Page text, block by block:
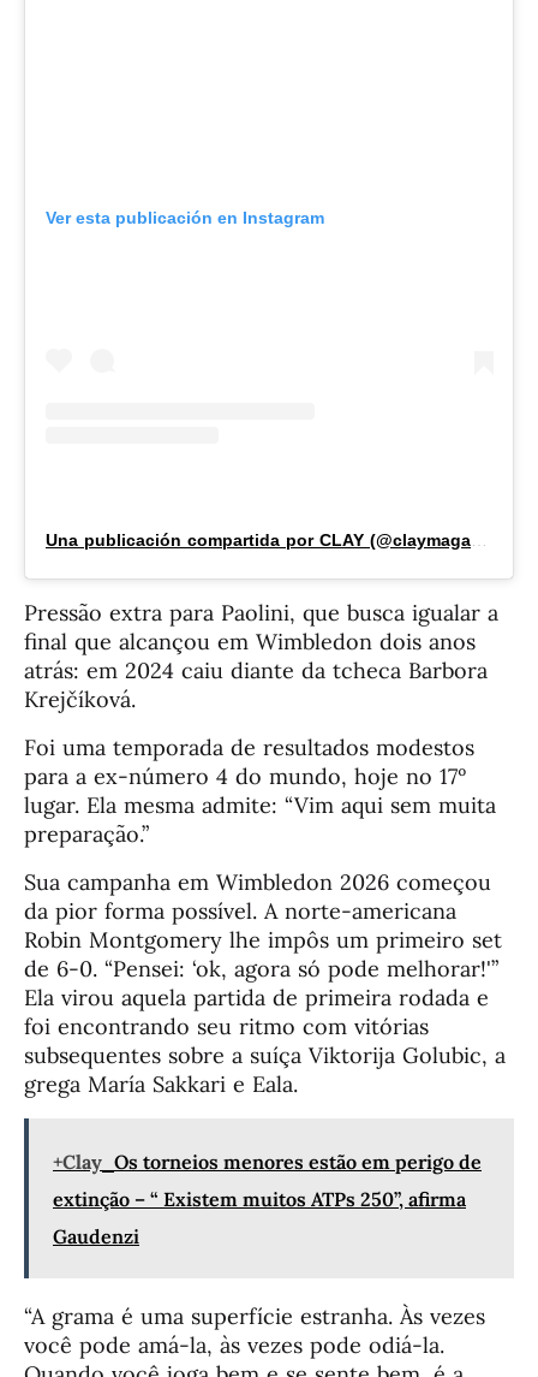
Ver esta publicación en Instagram
Pressão extra para Paolini, que busca igualar a
final que alcançou em Wimbledon dois anos
atrás: em 2024 caiu diante da tcheca Barbora
Krejčíková.
Foi uma temporada de resultados modestos
para a ex-número 4 do mundo, hoje no 17º
lugar. Ela mesma admite: “Vim aqui sem muita
preparação.”
Sua campanha em Wimbledon 2026 começou
da pior forma possível. A norte-americana
Robin Montgomery lhe impôs um primeiro set
de 6-0. “Pensei: ‘ok, agora só pode melhorar!'”
Ela virou aquela partida de primeira rodada e
foi encontrando seu ritmo com vitórias
subsequentes sobre a suíça Viktorija Golubic, a
grega María Sakkari e Eala.
+Clay Os torneios menores estão em perigo de
extinção – “ Existem muitos ATPs 250”, afirma
Gaudenzi
“A grama é uma superfície estranha. Às vezes
você pode amá-la, às vezes pode odiá-la.